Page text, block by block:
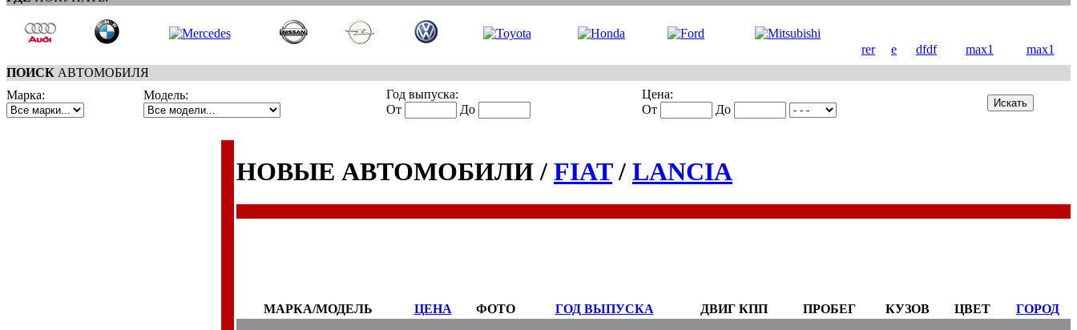
rer e dfdf max1
max1
ПОИСК АВТОМОБИЛЯ
Марка:
Модель:
Год выпуска:
От
До
Цена:
От
До
НОВЫЕ АВТОМОБИЛИ / FIAT/ LANCIA
МАРКА/МОДЕЛЬ ЦЕНА ФОТО ГОД ВЫПУСКА ДВИГ КПП ПРОБЕГ КУЗОВ ЦВЕТ ГОРОД